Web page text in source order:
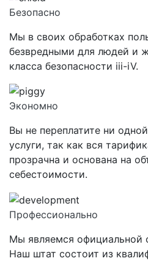
Безопасно
Мы в своих обработках
безвредными для людей и
класса безопасности iii-iV.
Экономно
Вы не переплатите ни
услуги, так как вся
прозрачна и основана на
себестоимости.
Профессионально
Мы являемся официальной
Наш штат состоит из